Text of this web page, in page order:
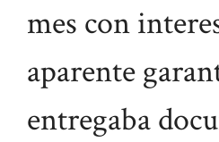
mes con
aparente
entregaba